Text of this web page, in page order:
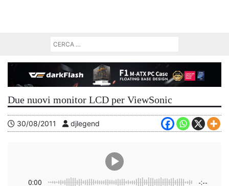
Due nuovi monitor LCD per ViewSonic
30/08/2011 djlegend
0:00 -:--